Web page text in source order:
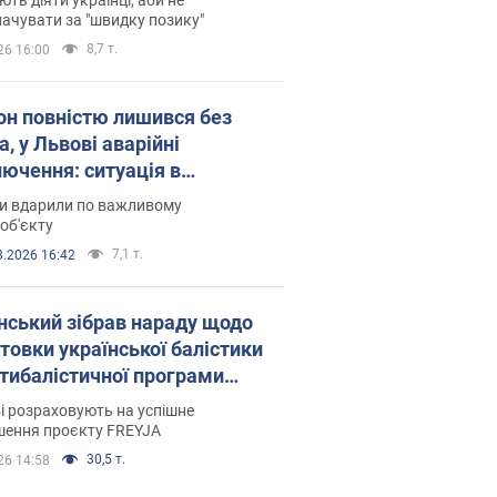
за "швидку позику"
16:00 8,7 т.
повністю лишився без
у Львові аварійні
ситуація в
6 серпня
вдарили по важливому
16:42 7,1 т.
зібрав нараду щодо
української балістики
які рішення готуються
розраховують на успішне
проєкту FREYJA
14:58 30,5 т.